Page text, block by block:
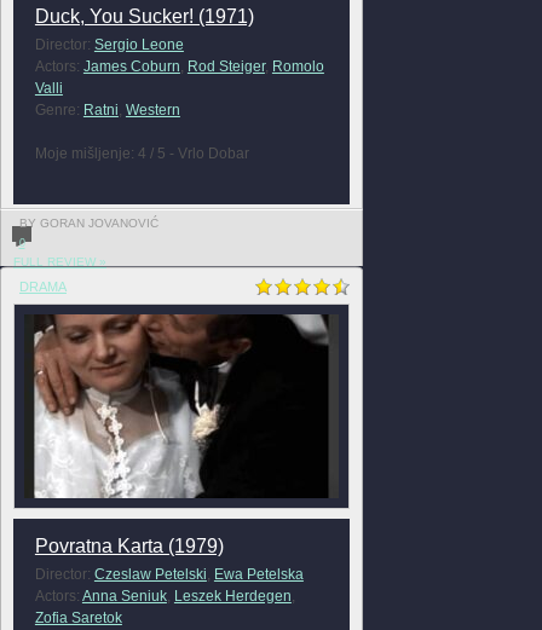
Duck, You Sucker! (1971)
Director: Sergio Leone
Actors: James Coburn, Rod Steiger, Romolo
Valli
Genre: Ratni, Western
Moje mišljenje: 4 / 5 - Vrlo Dobar
BY GORAN JOVANOVIĆ
0
FULL REVIEW »
DRAMA
Povratna Karta (1979)
Director: Czeslaw Petelski, Ewa Petelska
Actors: Anna Seniuk, Leszek Herdegen,
Zofia Saretok